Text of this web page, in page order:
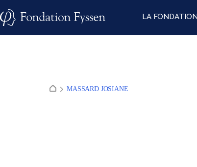
to
LA FONDATION
MASSARD JOSIANE